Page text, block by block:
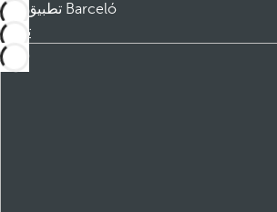
تطبيق Barceló
تنزيل